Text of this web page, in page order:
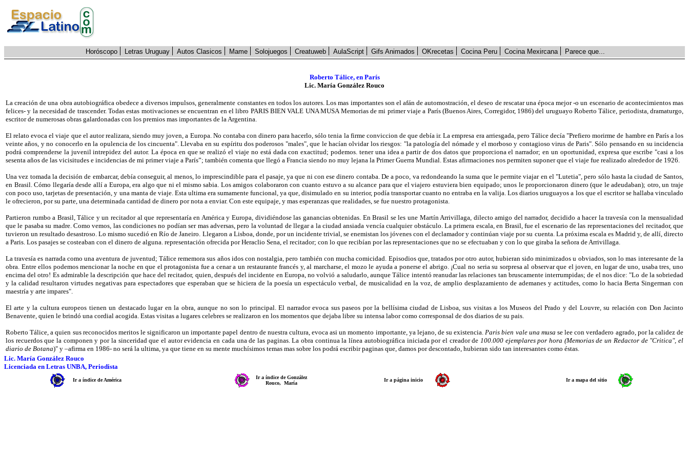
Horóscopo Letras Uruguay Autos Clasicos Mame Solojuegos Creatuweb AulaScript Gifs Animados OKrecetas Cocina Peru Cocina Mexircana Parece que...
Roberto Tálice, en París
Lic. María González Rouco
La creación de una obra autobiográfica obedece a diversos impulsos, generalmente constantes en todos los autores. Los mas importantes son el afán de automostración, el deseo de rescatar una época mejor -o un escenario de acontecimientos mas
felices- y la necesidad de trascender. Todas estas motivaciones se encuentran en el libro PARIS BIEN VALE UNA MUSA Memorias de mi primer viaje a París (Buenos Aires, Corregidor, 1986) del uruguayo Roberto Tálice, periodista, dramaturgo,
escritor de numerosas obras galardonadas con los premios mas importantes de la Argentina.
El relato evoca el viaje que el autor realizara, siendo muy joven, a Europa. No contaba con dinero para hacerlo, sólo tenia la firme conviccion de que debía ir. La empresa era arriesgada, pero Tálice decía "Prefiero morirme de hambre en París a los
veinte años, y no conocerlo en la opulencia de los cincuenta". Llevaba en su espíritu dos poderosos "males", que le hacían olvidar los riesgos: "la patología del nómade y el morboso y contagioso virus de Paris". Sólo pensando en su incidencia
podrá comprenderse la juvenil intrepidez del autor. La época en que se realizó el viaje no está dada con exactitud; podemos. tener una idea a partir de dos datos que proporciona el narrador; en un oportunidad, expresa que escribe "casi a los
sesenta años de las vicisitudes e incidencias de mi primer viaje a París”; también comenta que llegó a Francia siendo no muy lejana la Primer Guerra Mundial. Estas afirmaciones nos permiten suponer que el viaje fue realizado alrededor de 1926.
Una vez tomada la decisión de embarcar, debía conseguir, al menos, lo imprescindible para el pasaje, ya que ni con ese dinero contaba. De a poco, va redondeando la suma que le permite viajar en el "Lutetia", pero sólo hasta la ciudad de Santos,
en Brasil. Cómo llegaría desde allí a Europa, era algo que ni el mismo sabia. Los amigos colaboraron con cuanto estuvo a su alcance para que el viajero estuviera bien equipado; unos le proporcionaron dinero (que le adeudaban); otro, un traje
con poco uso, tarjetas de presentación, y una manta de viaje. Esta ultima era sumamente funcional, ya que, disimulado en su interior, podía transportar cuanto no entraba en la valija. Los diarios uruguayos a los que el escritor se hallaba vinculado
le ofrecieron, por su parte, una determinada cantidad de dinero por nota a enviar. Con este equipaje, y mas esperanzas que realidades, se fue nuestro protagonista.
Partieron rumbo a Brasil, Tálice y un recitador al que representaría en América y Europa, dividiéndose las ganancias obtenidas. En Brasil se les une Martín Arrivillaga, dilecto amigo del narrador, decidido a hacer la travesía con la mensualidad
que le pasaba su madre. Como vemos, las condiciones no podían ser mas adversas, pero la voluntad de llegar a la ciudad ansiada vencía cualquier obstáculo. La primera escala, en Brasil, fue el escenario de las representaciones del recitador, que
tuvieron un resultado desastroso. Lo mismo sucedió en Río de Janeiro. Llegaron a Lisboa, donde, por un incidente trivial, se enemistan los jóvenes con el declamador y continúan viaje por su cuenta. La próxima escala es Madrid y, de allí, directo
a Paris. Los pasajes se costeaban con el dinero de alguna. representación ofrecida por Heraclio Sena, el recitador; con lo que recibían por las representaciones que no se efectuaban y con lo que giraba la señora de Arrivillaga.
La travesía es narrada como una aventura de juventud; TáIice rememora sus años idos con nostalgia, pero también con mucha comicidad. Episodios que, tratados por otro autor, hubieran sido minimizados u obviados, son lo mas interesante de la
obra. Entre ellos podemos mencionar la noche en que el protagonista fue a cenar a un restaurante francés y, al marcharse, el mozo le ayuda a ponerse el abrigo. ¡Cual no seria su sorpresa al observar que el joven, en lugar de uno, usaba tres, uno
encima del otro! Es admirable la descripción que hace del recitador, quien, después del incidente en Europa, no volvió a saludarlo, aunque Tálice intentó reanudar las relaciones tan bruscamente interrumpidas; de el nos dice: "Lo de la sobriedad
y la calidad resultaron virtudes negativas para espectadores que esperaban que se hiciera de la poesía un espectáculo verbal, de musicalidad en la voz, de amplio desplazamiento de ademanes y actitudes, como lo hacia Berta Singerman con
maestría y arte impares".
El arte y la cultura europeos tienen un destacado lugar en la obra, aunque no son lo principal. El narrador evoca sus paseos por la bellísima ciudad de Lisboa, sus visitas a los Museos del Prado y del Louvre, su relación con Don Jacinto
Benavente, quien le brindó una cordial acogida. Estas visitas a lugares celebres se realizaron en los momentos que dejaba libre su intensa labor como corresponsal de dos diarios de su pais.
Roberto Tálice, a quien sus reconocidos meritos le significaron un importante papel dentro de nuestra cultura, evoca asi un momento importante, ya lejano, de su existencia.Paris bien vale una musa se lee con verdadero agrado, por la calidez de
los recuerdos que la componen y por la sinceridad que el autor evidencia en cada una de las paginas. La obra continua la línea autobiográfica iniciada por el creador de 100.000 ejemplares por hora (Memorias de un Redactor de "Critica", el
diario de Botana)" y –afirma en 1986- no será la ultima, ya que tiene en su mente muchísimos temas mas sobre los podrá escribir paginas que, damos por descontado, hubieran sido tan interesantes como éstas.
Lic. María González Rouco
Licenciada en Letras UNBA, Periodista
Ir a índice de América
Ir a índice de González
Rouco, María
Ir a página inicio Ir a mapa del sitio